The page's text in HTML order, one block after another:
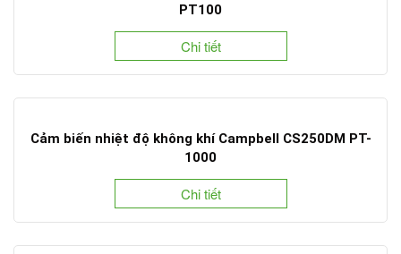
PT100
Chi tiết
Cảm biến nhiệt độ không khí Campbell CS250DM PT-
1000
Chi tiết